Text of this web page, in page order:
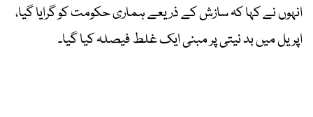
انہوں نے کہا کہ سازش کے ذریعے ہماری حکومت کو گرایا گیا،
اپریل میں بد نیتی پر مبنی ایک غلط فیصلہ کیا گیا۔